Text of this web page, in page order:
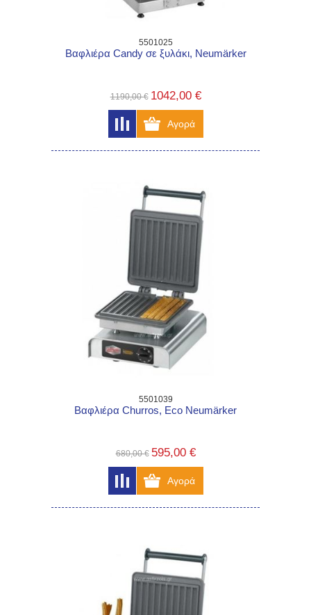
5501025
Βαφλιέρα Candy σε ξυλάκι, Neumärker
1190,00 € 1042,00 €
5501039
Βαφλιέρα Churros, Eco Neumärker
680,00 € 595,00 €